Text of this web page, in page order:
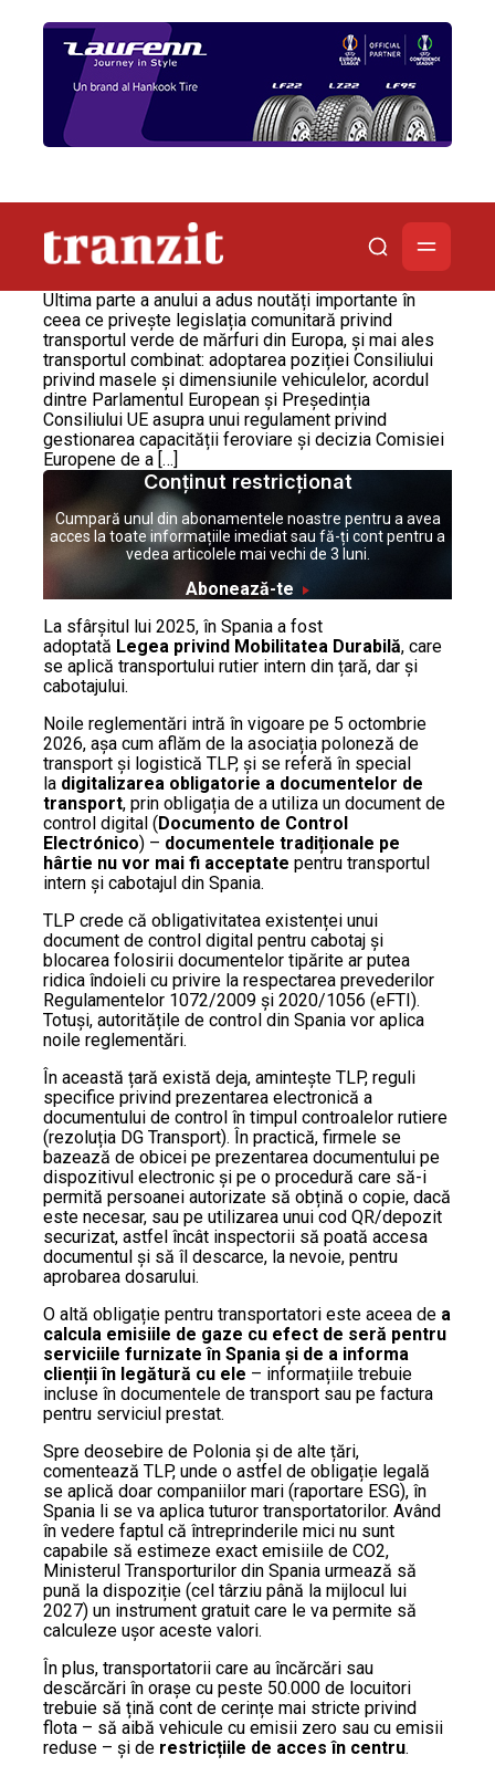
Ultima parte a anului a adus noutăți importante în
ceea ce privește legislația comunitară privind
transportul verde de mărfuri din Europa, și mai ales
transportul combinat: adoptarea poziției Consiliului
privind masele și dimensiunile vehiculelor, acordul
dintre Parlamentul European și Președinția
Consiliului UE asupra unui regulament privind
gestionarea capacității feroviare și decizia Comisiei
Europene de a […]
Conținut restricționat
Cumpară unul din abonamentele noastre pentru a avea
acces la toate informațiile imediat sau fă-ți cont pentru a
vedea articolele mai vechi de 3 luni.
Abonează-te
La sfârșitul lui 2025, în Spania a fost
adoptată Legea privind Mobilitatea Durabilă, care
se aplică transportului rutier intern din țară, dar și
cabotajului.
Noile reglementări intră în vigoare pe 5 octombrie
2026, așa cum aflăm de la asociația poloneză de
transport și logistică TLP, și se referă în special
la digitalizarea obligatorie a documentelor de
transport, prin obligația de a utiliza un document de
control digital (Documento de Control
Electrónico) – documentele tradiționale pe
hârtie nu vor mai fi acceptate pentru transportul
intern și cabotajul din Spania.
TLP crede că obligativitatea existenței unui
document de control digital pentru cabotaj și
blocarea folosirii documentelor tipărite ar putea
ridica îndoieli cu privire la respectarea prevederilor
Regulamentelor 1072/2009 și 2020/1056 (eFTI).
Totuși, autoritățile de control din Spania vor aplica
noile reglementări.
În această țară există deja, amintește TLP, reguli
specifice privind prezentarea electronică a
documentului de control în timpul controalelor rutiere
(rezoluția DG Transport). În practică, firmele se
bazează de obicei pe prezentarea documentului pe
dispozitivul electronic și pe o procedură care să-i
permită persoanei autorizate să obțină o copie, dacă
este necesar, sau pe utilizarea unui cod QR/depozit
securizat, astfel încât inspectorii să poată accesa
documentul și să îl descarce, la nevoie, pentru
aprobarea dosarului.
O altă obligație pentru transportatori este aceea de a
calcula emisiile de gaze cu efect de seră pentru
serviciile furnizate în Spania și de a informa
clienții în legătură cu ele – informațiile trebuie
incluse în documentele de transport sau pe factura
pentru serviciul prestat.
Spre deosebire de Polonia și de alte țări,
comentează TLP, unde o astfel de obligație legală
se aplică doar companiilor mari (raportare ESG), în
Spania li se va aplica tuturor transportatorilor. Având
în vedere faptul că întreprinderile mici nu sunt
capabile să estimeze exact emisiile de CO2,
Ministerul Transporturilor din Spania urmează să
pună la dispoziție (cel târziu până la mijlocul lui
2027) un instrument gratuit care le va permite să
calculeze ușor aceste valori.
În plus, transportatorii care au încărcări sau
descărcări în orașe cu peste 50.000 de locuitori
trebuie să țină cont de cerințe mai stricte privind
flota – să aibă vehicule cu emisii zero sau cu emisii
reduse – și de restricțiile de acces în centru.